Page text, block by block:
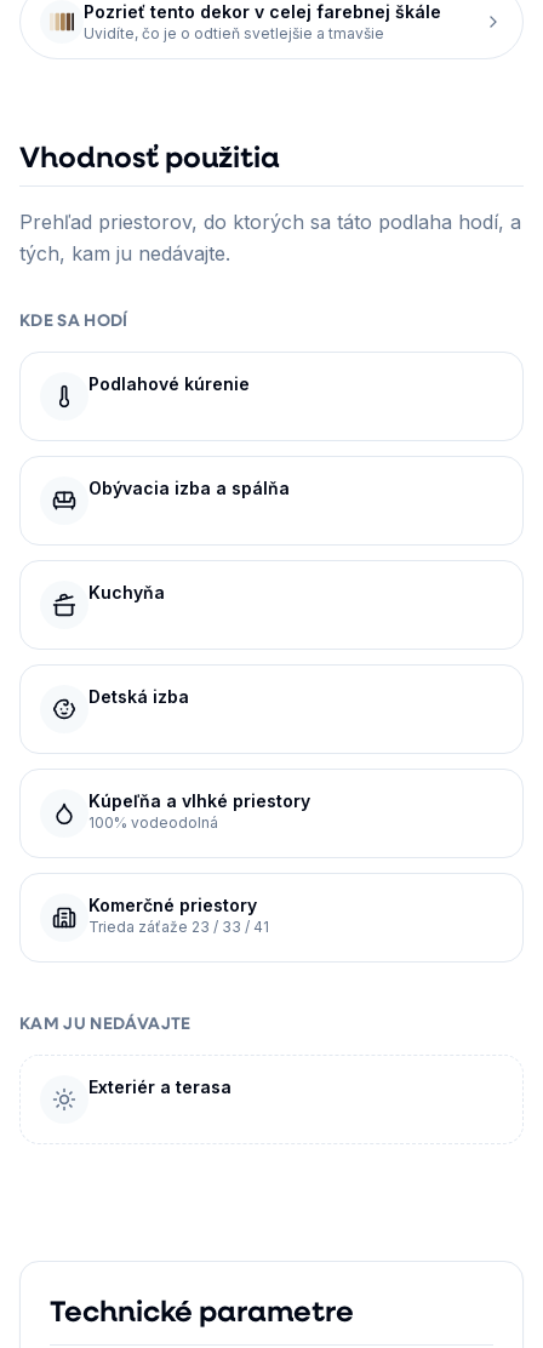
Pozrieť tento dekor v celej farebnej škále
Uvidíte, čo je o odtieň svetlejšie a tmavšie
Vhodnosť použitia
Prehľad priestorov, do ktorých sa táto podlaha hodí, a
tých, kam ju nedávajte.
KDE SA HODÍ
Podlahové kúrenie
Obývacia izba a spálňa
Kuchyňa
Detská izba
Kúpeľňa a vlhké priestory
100% vodeodolná
Komerčné priestory
Trieda záťaže 23 / 33 / 41
KAM JU NEDÁVAJTE
Exteriér a terasa
Technické parametre